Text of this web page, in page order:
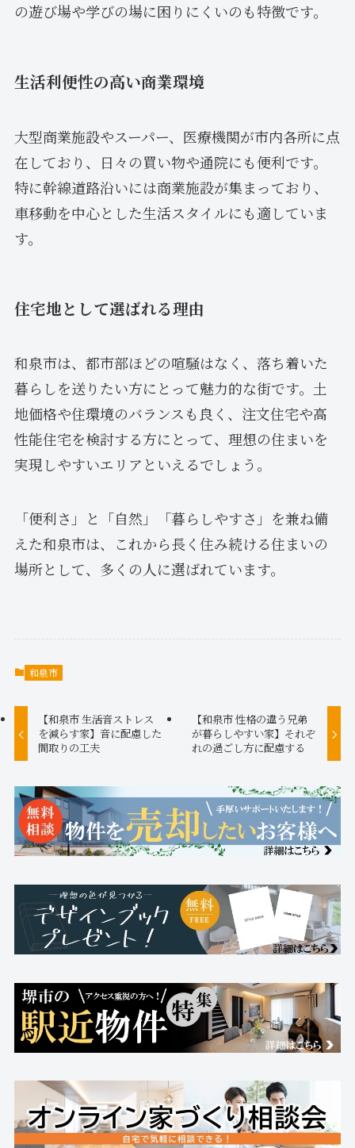
の遊び場や学びの場に困りにくいのも特徴です。
生活利便性の高い商業環境
大型商業施設やスーパー、医療機関が市内各所に点
在しており、日々の買い物や通院にも便利です。
特に幹線道路沿いには商業施設が集まっており、
車移動を中心とした生活スタイルにも適していま
す。
住宅地として選ばれる理由
和泉市は、都市部ほどの喧騒はなく、落ち着いた
暮らしを送りたい方にとって魅力的な街です。土
地価格や住環境のバランスも良く、注文住宅や高
性能住宅を検討する方にとって、理想の住まいを
実現しやすいエリアといえるでしょう。
「便利さ」と「自然」「暮らしやすさ」を兼ね備
えた和泉市は、これから長く住み続ける住まいの
場所として、多くの人に選ばれています。
和泉市
【和泉市 生活音ストレス
を減らす家】音に配慮した
間取りの工夫
【和泉市 性格の違う兄弟
が暮らしやすい家】それぞ
れの過ごし方に配慮する